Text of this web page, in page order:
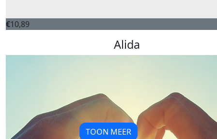
€10,89
Alida
TOON MEER